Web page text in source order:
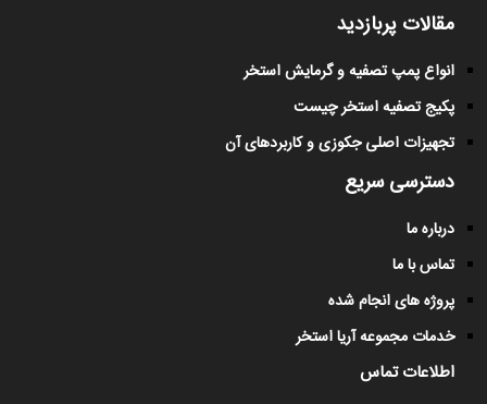
مقالات پربازدید
انواع پمپ تصفیه و گرمایش استخر
پکیج تصفیه استخر چیست
تجهیزات اصلی جکوزی و کاربردهای آن
دسترسی سریع
درباره ما
تماس با ما
پروژه های انجام شده
خدمات مجموعه آریا استخر
اطلاعات تماس